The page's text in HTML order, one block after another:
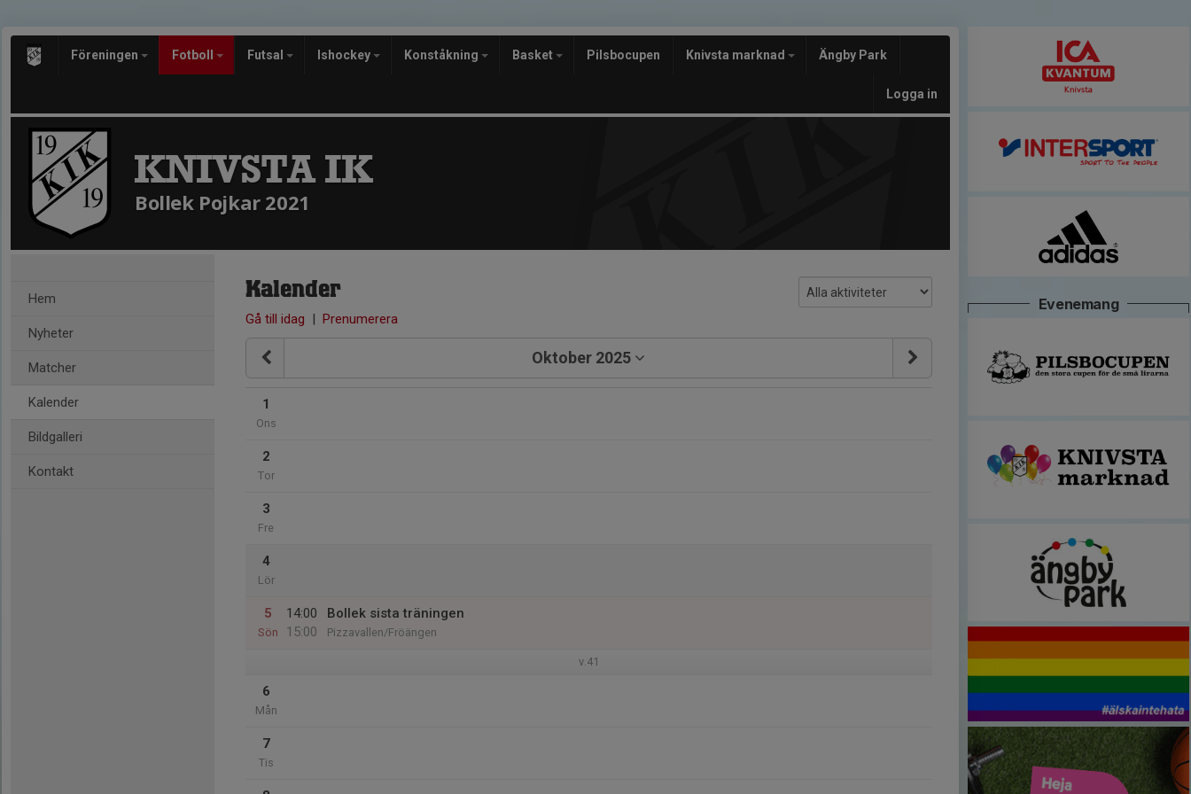
Föreningen Fotboll Futsal Ishockey Konståkning Basket Pilsbocupen Knivsta marknad Ängby Park
Logga in
KNIVSTA IK
Bollek Pojkar 2021
Hem
Nyheter
Matcher
Kalender
Bildgalleri
Kontakt
Kalender
Gå till idag | Prenumerera
Oktober 2025
1
Ons
2
Tor
3
Fre
4
Lör
5
Sön
14:00
15:00
Bollek sista träningen
Pizzavallen/Fröängen
v.41
6
Mån
7
Tis
Evenemang